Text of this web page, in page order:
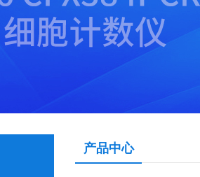
产品中心